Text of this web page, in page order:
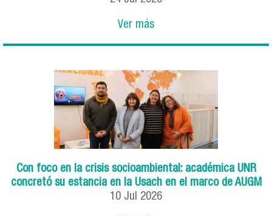
Ver más
Con foco en la crisis socioambiental: académica UNR
concretó su estancia en la Usach en el marco de AUGM
10 Jul 2026